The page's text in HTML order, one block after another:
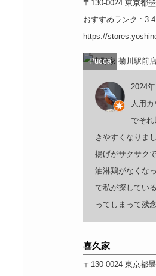
〒130-0024 東京都
おすすめランク :
https://
Pucca
2024
人用
でそ
きやすくなりま
揚げがサクサク
油淋鶏がなくな
で私が探してい
ってしまって残念
喜久家
〒130-0024 東京都